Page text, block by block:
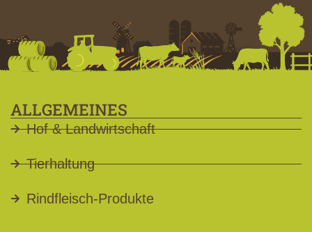
ALLGEMEINES
Hof & Landwirtschaft
Tierhaltung
Rindfleisch-Produkte